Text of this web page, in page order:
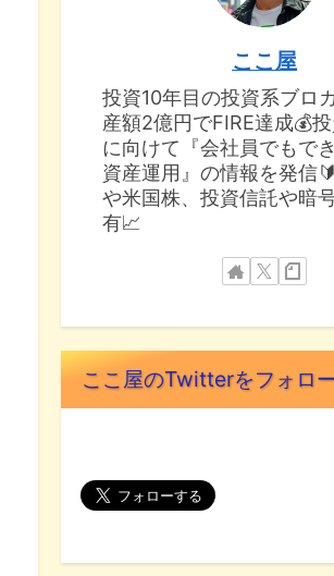
ここ屋
投資10年目の投資系ブロ
産額2億円でFIRE達成💰
に向けて『会社員でもで
資産運用』の情報を発信
や米国株、投資信託や暗
有📈
ここ屋のTwitterをフォロ